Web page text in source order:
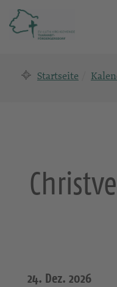
Startseite
24. Dez. 2026